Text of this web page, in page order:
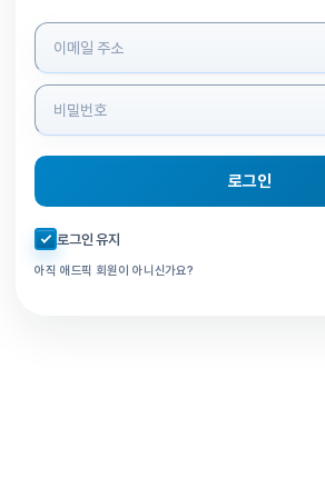
로그인 정보 입력
로그인
자동로그인 체크
로그인 유지
아직 애드픽 회원이 아니신가요?